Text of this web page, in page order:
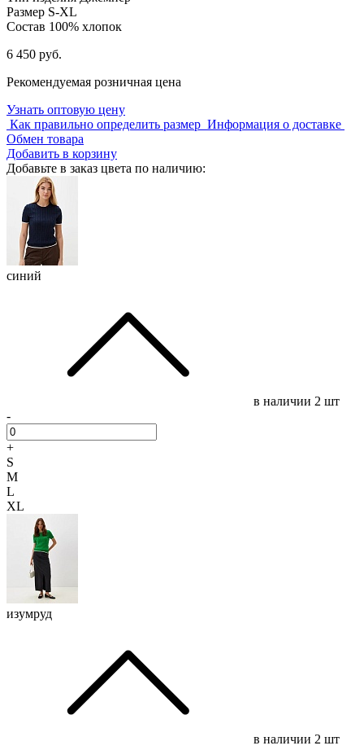
Размер S-XL
Состав 100% хлопок
6 450 руб.
Рекомендуемая розничная цена
Узнать оптовую цену
Как правильно определить размер Информация о доставке
Обмен товара
Добавить в корзину
Добавьте в заказ цвета по наличию:
синий
в наличии 2 шт
-
+
S
M
L
XL
изумруд
в наличии 2 шт